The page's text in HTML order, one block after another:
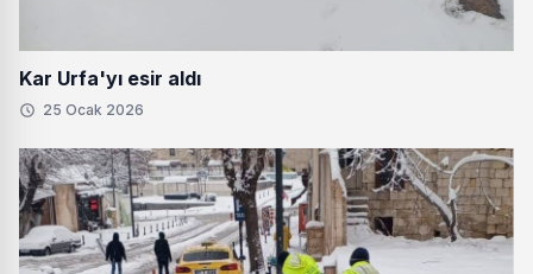
Kar Urfa'yı esir aldı
25 Ocak 2026